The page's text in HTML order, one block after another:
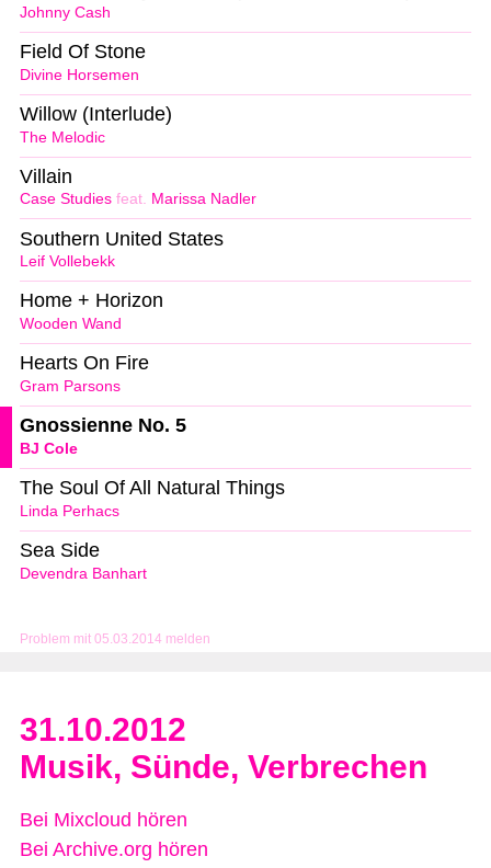
Problem mit 05.03.2014 melden
Johnny Cash
Divine Horsemen
Field Of Stone
The Melodic
Willow (Interlude)
Case Studies feat. Marissa Nadler
Villain
Leif Vollebekk
Southern United States
Wooden Wand
Home + Horizon
Gram Parsons
Hearts On Fire
BJ Cole
Gnossienne No. 5
Linda Perhacs
The Soul Of All Natural Things
Devendra Banhart
Sea Side
31.10.2012
Musik, Sünde, Verbrechen
Bei Mixcloud hören
Bei Archive.org hören